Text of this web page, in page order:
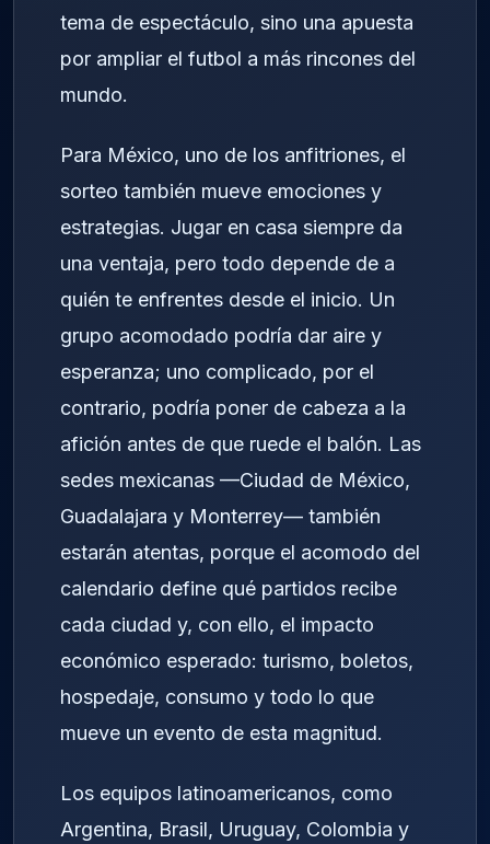
tema de espectáculo, sino una apuesta
por ampliar el futbol a más rincones del
mundo.
Para México, uno de los anfitriones, el
sorteo también mueve emociones y
estrategias. Jugar en casa siempre da
una ventaja, pero todo depende de a
quién te enfrentes desde el inicio. Un
grupo acomodado podría dar aire y
esperanza; uno complicado, por el
contrario, podría poner de cabeza a la
afición antes de que ruede el balón. Las
sedes mexicanas —Ciudad de México,
Guadalajara y Monterrey— también
estarán atentas, porque el acomodo del
calendario define qué partidos recibe
cada ciudad y, con ello, el impacto
económico esperado: turismo, boletos,
hospedaje, consumo y todo lo que
mueve un evento de esta magnitud.
Los equipos latinoamericanos, como
Argentina, Brasil, Uruguay, Colombia y